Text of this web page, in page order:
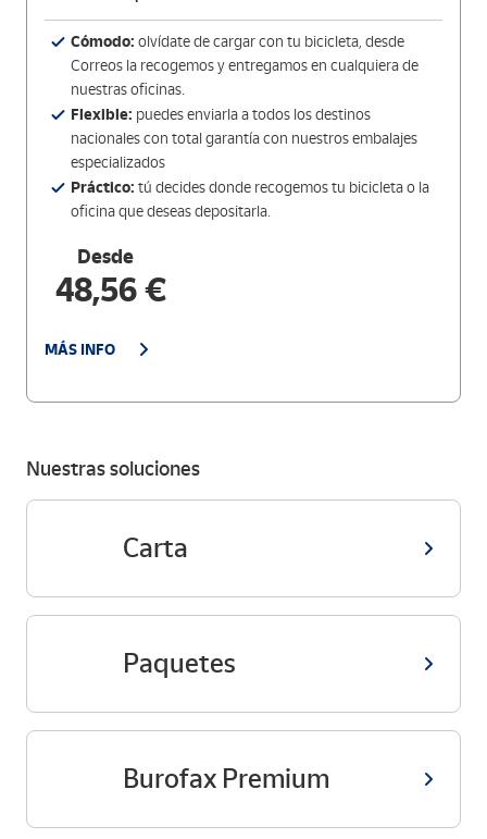
Cómodo: olvídate de cargar con tu bicicleta, desde
Correos la recogemos y entregamos en cualquiera de
nuestras oficinas.
Flexible: puedes enviarla a todos los destinos
nacionales con total garantía con nuestros embalajes
especializados
Práctico: tú decides donde recogemos tu bicicleta o la
oficina que deseas depositarla.
Desde
48,56 €
MÁS INFO
Nuestras soluciones
Carta
Paquetes
Burofax Premium